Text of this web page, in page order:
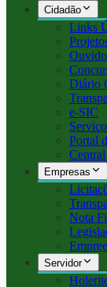
Cidadão
Links
Diário
e-SIC
Portal
Empresas
Nota
Servidor